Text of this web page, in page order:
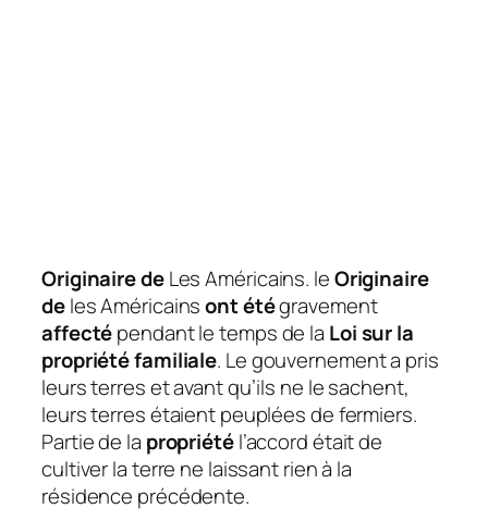
Originaire deLes Américains. leOriginaire
deles Américainsont étégravement
affectépendant le temps de la Loi sur la
propriété familiale. Le gouvernement a pris
leurs terres et avant qu’ils ne le sachent,
leurs terres étaient peuplées de fermiers.
Partie de la propriétél’accord était de
cultiver la terre ne laissant rien à la
résidence précédente.